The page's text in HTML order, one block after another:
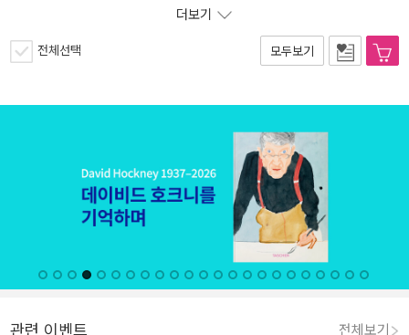
더보기
전체선택 모두보기
관련 이벤트 전체보기